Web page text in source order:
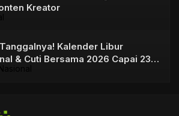
Kreator
Kalender Libur
& Cuti Bersama 2026 Capai 23